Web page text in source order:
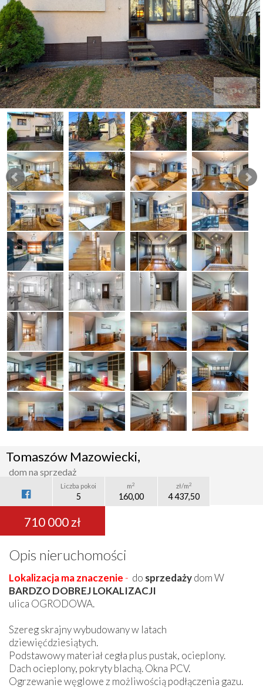
Tomaszów Mazowiecki,
dom na sprzedaż
Liczba pokoi
5
m2
160,00
zł/m2
4 437,50
710 000 zł
Opis nieruchomości
Lokalizacja ma znaczenie- do sprzedażydom W
BARDZO DOBREJ LOKALIZACJI
ulica OGRODOWA.
Szereg skrajny wybudowany w latach
dziewięćdziesiątych.
Podstawowy materiał cegła plus pustak, ocieplony.
Dach ocieplony, pokryty blachą. Okna PCV.
Ogrzewanie węglowe z możliwością podłączenia gazu.